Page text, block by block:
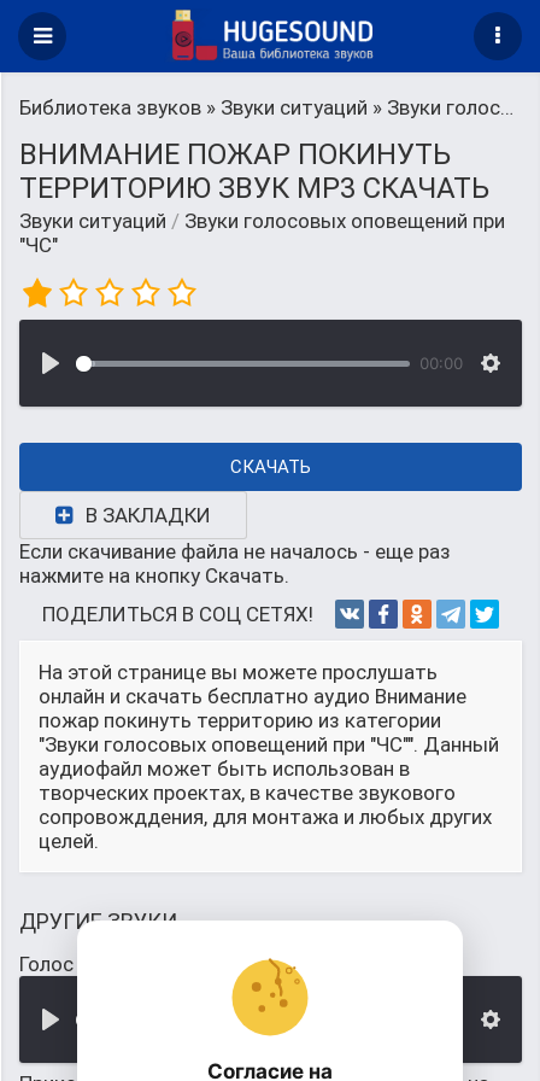
Библиотека звуков » Звуки ситуаций » Звуки голосовых оповещений при "ЧС"
ВНИМАНИЕ ПОЖАР ПОКИНУТЬ
ТЕРРИТОРИЮ ЗВУК MP3 СКАЧАТЬ
Звуки ситуаций / Звуки голосовых оповещений при
"ЧС"
00:00
СКАЧАТЬ
В ЗАКЛАДКИ
Если скачивание файла не началось - еще раз
нажмите на кнопку Скачать.
ПОДЕЛИТЬСЯ В СОЦ СЕТЯХ!
На этой странице вы можете прослушать
онлайн и скачать бесплатно аудио Внимание
пожар покинуть территорию из категории
"Звуки голосовых оповещений при "ЧС"". Данный
аудиофайл может быть использован в
творческих проектах, в качестве звукового
сопровожддения, для монтажа и любых других
целей.
ДРУГИЕ ЗВУКИ
Голос Левитана: "Внимание, говорит Москва"
Согласие на